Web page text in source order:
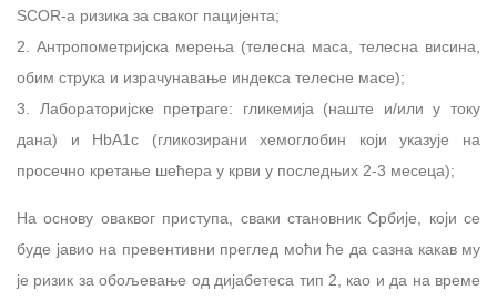
SCOR-а ризика за сваког пацијента;
2. Антропометријска мерења (телесна маса, телесна висина,
обим струка и израчунавање индекса телесне масе);
3. Лабораторијске претраге: гликемија (наште и/или у току
дана) и HbA1c (гликозирани хемоглобин који указује на
просечно кретање шећера у крви у последњих 2-3 месеца);
На основу оваквог приступа, сваки становник Србије, који се
буде јавио на превентивни преглед моћи ће да сазна какав му
је ризик за обољевање од дијабетеса тип 2, као и да на време